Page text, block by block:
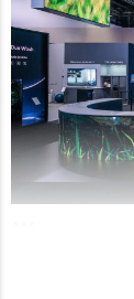
🌟 Tivi
Dòng tivi